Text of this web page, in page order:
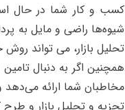
کسب و کار شما در حال
شیوه‌ها راضی و مایل به
تحلیل بازار، می تواند
همچنین اگر به دنبال
مخاطبان شما ارائه می‌دهد
تجزیه و تحلیل بازار و